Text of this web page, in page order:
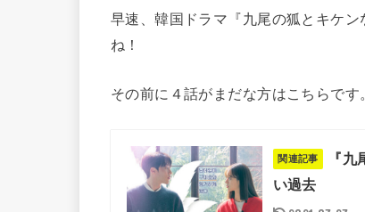
早速、韓国ドラマ『九尾の狐とキケ
ね！
その前に４話がまだな方はこちらです
関連記事
『
い過去